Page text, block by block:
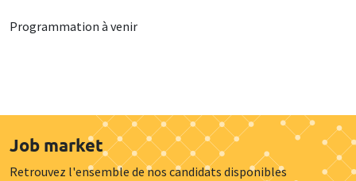
Programmation à venir
Job market
Retrouvez l'ensemble de nos candidats disponibles